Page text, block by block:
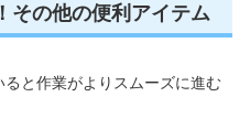
その他の便利アイテム
と作業がよりスムーズに進む